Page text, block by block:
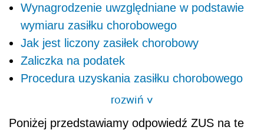
Wynagrodzenie uwzględniane w podstawie
wymiaru zasiłku chorobowego
Jak jest liczony zasiłek chorobowy
Zaliczka na podatek
Procedura uzyskania zasiłku chorobowego
rozwiń>
Poniżej przedstawiamy odpowiedź ZUS na te